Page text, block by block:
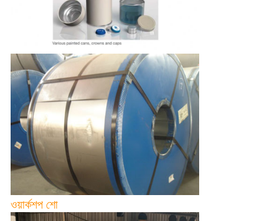
ওয়ার্কশপ শো